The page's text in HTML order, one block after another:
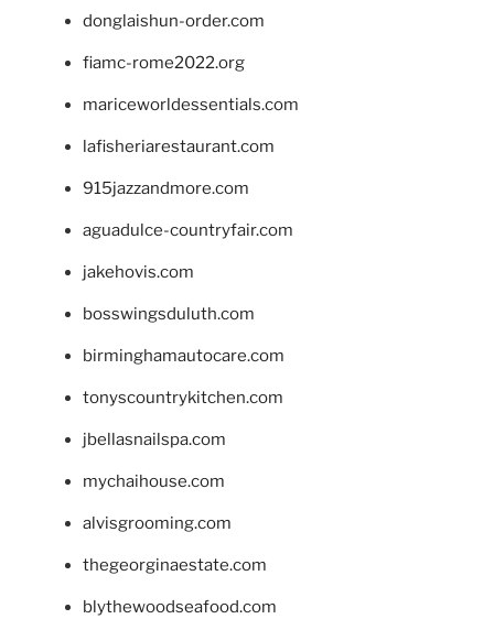
donglaishun-order.com
fiamc-rome2022.org
mariceworldessentials.com
lafisheriarestaurant.com
915jazzandmore.com
aguadulce-countryfair.com
jakehovis.com
bosswingsduluth.com
birminghamautocare.com
tonyscountrykitchen.com
jbellasnailspa.com
mychaihouse.com
alvisgrooming.com
thegeorginaestate.com
blythewoodseafood.com